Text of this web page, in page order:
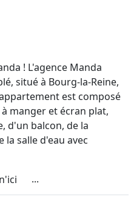
! L'agence Manda
situé à Bourg-la-Reine,
est composé
manger et écran plat,
d'un balcon, de la
la salle d'eau avec
...